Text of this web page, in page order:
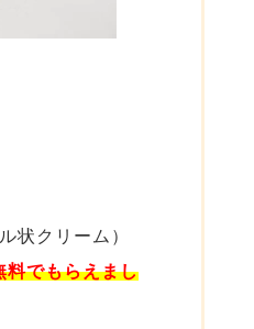
状クリーム）
料でもらえまし